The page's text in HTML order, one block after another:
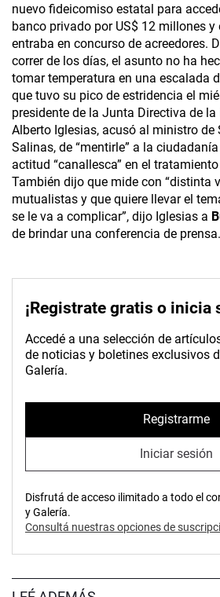
nuevo fideicomiso estatal para
banco privado por US$ 12 millones y
entraba en concurso de acreedores.
correr de los días, el asunto no ha
tomar temperatura en una escalada
que tuvo su pico de estridencia el
presidente de la Junta Directiva de
Alberto Iglesias, acusó al ministro de
Salinas, de “mentirle” a la
actitud “canallesca” en el
También dijo que mide con “distinta
mutualistas y que quiere llevar el
se le va a complicar”, dijo Iglesias a
de brindar una conferencia de prensa.
¡Registrate gratis o inicia
Accedé a una selección de
de noticias y boletines exclusivos
Galería.
Registrarme
Iniciar sesión
Disfrutá de acceso ilimitado a todo el
y Galería.
Consultá nuestras opciones de